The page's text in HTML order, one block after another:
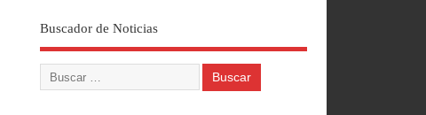
Buscador de Noticias